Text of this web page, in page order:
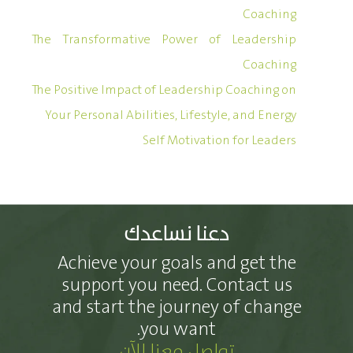
Coaching
The Transformative Power of Leadership
Coaching
The Positive Impact of Leadership Coaching on
Your Personal Abilities, Lifestyle, and Energy
Self Motivation for Leaders
دعنا نساعدك
Achieve your goals and get the
support you need. Contact us
and start the journey of change
you want.